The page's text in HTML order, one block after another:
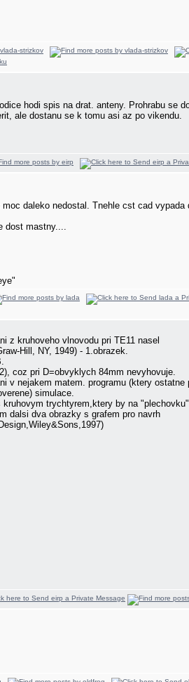
hodi spis na drat. anteny. Prohrabu se
ale dostanu se k tomu asi az po vikendu.
daleko nedostal. Tnehle cst cad
dost mastny....
z kruhoveho vlnovodu pri TE11 nasel
Hill, NY, 1949) - 1.obrazek.
coz pri D=obvyklych 84mm nevyhovuje.
v nejakem matem. programu (ktery ostatne
simulace.
trychtyrem,ktery by na
dalsi dva obrazky s grafem pro navrh